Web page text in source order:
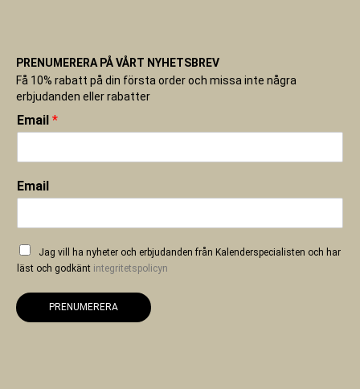
PRENUMERERA PÅ VÅRT NYHETSBREV
Få 10% rabatt på din första order och missa inte några
erbjudanden eller rabatter
Email *
Email
Jag vill ha nyheter och erbjudanden från Kalenderspecialisten och har
läst och godkänt integritetspolicyn
PRENUMERERA